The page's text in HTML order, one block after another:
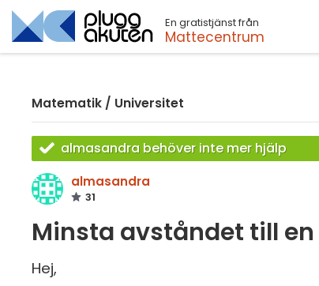
En gratistjänst från
Mattecentrum
Matematik / Universitet
almasandra behöver inte mer hjälp
almasandra
31
Minsta avståndet till
Hej,
Sök